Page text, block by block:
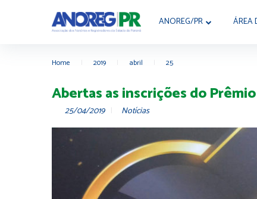
ANOREG/PR ÁREA
Home 2019 abril 25
Abertas as inscrições do
25/04/2019 Notícias